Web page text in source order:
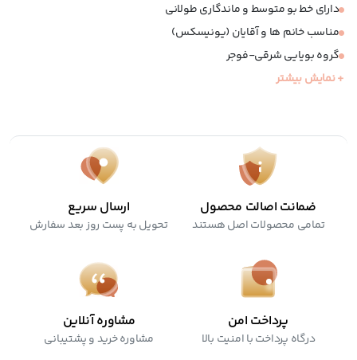
دارای خط بو متوسط و ماندگاری طولانی
مناسب خانم ها و آقایان (یونیسکس)
گروه بویایی شرقی-فوجر
مناسب فصول سرد سال
+ نمایش بیشتر
ضمانت اصالت محصول
تمامی محصولات اصل هستند
ارسال سریع
تحویل به پست روز بعد سفارش
پرداخت امن
درگاه پرداخت با امنیت بالا
مشاوره آنلاین
مشاوره خرید و پشتیبانی